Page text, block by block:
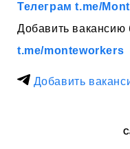
Телеграм t.me/
Добавить вакансию
t.me/monteworkers
Добавить